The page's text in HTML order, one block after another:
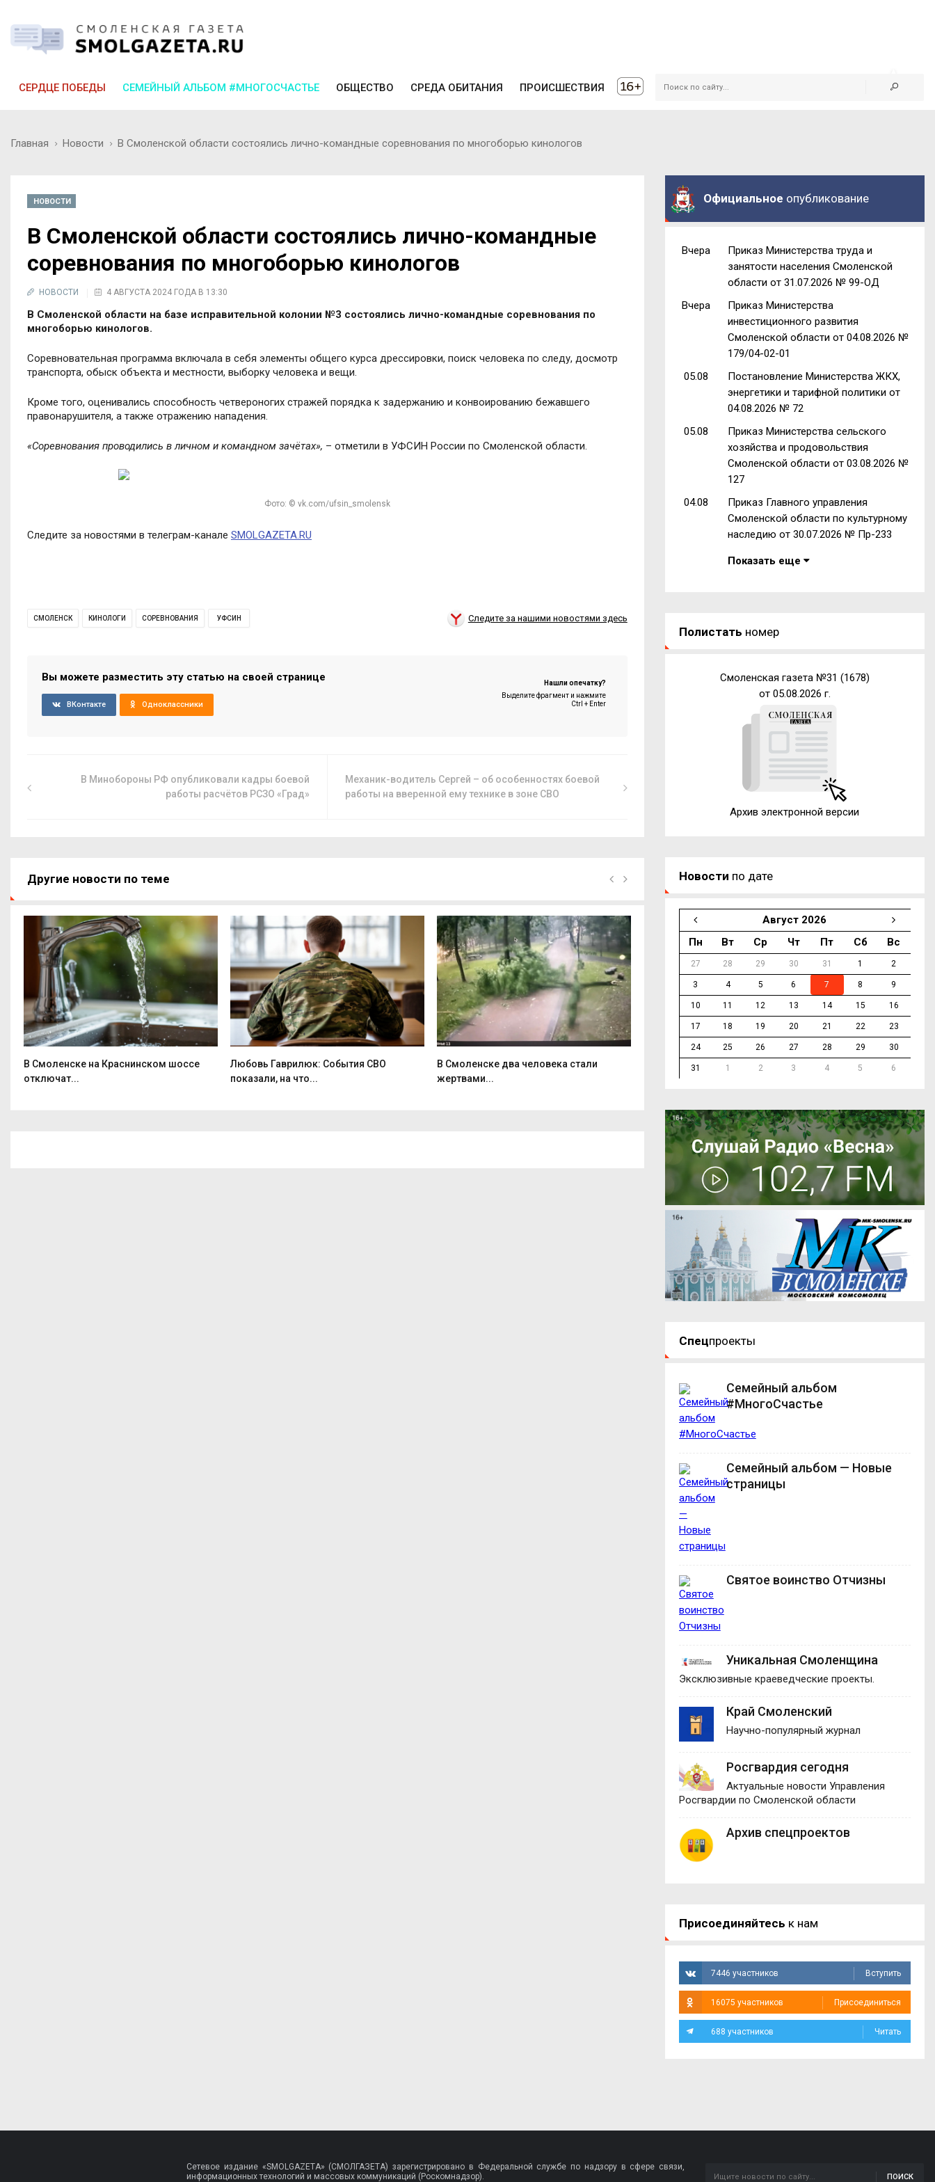
СЕРДЦЕ ПОБЕДЫ СЕМЕЙНЫЙ АЛЬБОМ #МНОГОСЧАСТЬЕ ОБЩЕСТВО СРЕДА ОБИТАНИЯ ПРОИСШЕСТВИЯ
Главная Новости В Смоленской области состоялись лично-командные соревнования по многоборью кинологов
НОВОСТИ
В Смоленской области состоялись лично-командные
соревнования по многоборью кинологов
НОВОСТИ 4 АВГУСТА 2024 ГОДА В 13:30
В Смоленской области на базе исправительной колонии №3 состоялись лично-командные соревнования по
многоборью кинологов.
Соревновательная программа включала в себя элементы общего курса дрессировки, поиск человека по следу, досмотр
транспорта, обыск объекта и местности, выборку человека и вещи.
Кроме того, оценивались способность четвероногих стражей порядка к задержанию и конвоированию бежавшего
правонарушителя, а также отражению нападения.
«Соревнования проводились в личном и командном зачётах», – отметили в УФСИН России по Смоленской области.
Фото: © vk.com/ufsin_smolensk
Следите за новостями в телеграм-канале SMOLGAZETA.RU
СМОЛЕНСК КИНОЛОГИ СОРЕВНОВАНИЯ УФСИН Следите за нашими новостями здесь
Вы можете разместить эту статью на своей странице
ВКонтакте Одноклассники
Нашли опечатку?
Выделите фрагмент и нажмите
Ctrl + Enter
В Минобороны РФ опубликовали кадры боевой
работы расчётов РСЗО «Град»
Механик-водитель Сергей – об особенностях боевой
работы на вверенной ему технике в зоне СВО
Другие новости по теме
В Смоленске на Краснинском шоссе
отключат...
Любовь Гаврилюк: События СВО
показали, на что...
В Смоленске два человека стали
жертвами...
6 августа. События дня
В Смоленске
Официальное опубликование
Вчера
Приказ Министерства труда и
занятости населения Смоленской
области от 31.07.2026 № 99-ОД
Вчера
Приказ Министерства
инвестиционного развития
Смоленской области от 04.08.2026 №
179/04-02-01
05.08
Постановление Министерства ЖКХ,
энергетики и тарифной политики от
04.08.2026 № 72
05.08
Приказ Министерства сельского
хозяйства и продовольствия
Смоленской области от 03.08.2026 №
127
04.08
Приказ Главного управления
Смоленской области по культурному
наследию от 30.07.2026 № Пр-233
Показать еще
Полистать номер
Смоленская газета №31 (1678)
от 05.08.2026 г.
Архив электронной версии
Новости по дате
Август 2026
Пн
Вт Ср Чт Пт Сб Вс
27 28 29 30 31 1 2
3 4 5 6 7 8 9
10 11 12 13 14 15 16
17 18 19 20 21 22 23
24 25 26 27 28 29 30
31 1 2 3 4 5 6
Спецпроекты
Семейный альбом
#МногоСчастье
Семейный альбом — Новые
страницы
Святое воинство Отчизны
Уникальная Смоленщина
Эксклюзивные краеведческие проекты.
Край Смоленский
Научно-популярный журнал
Росгвардия сегодня
Актуальные новости Управления
Росгвардии по Смоленской области
Архив спецпроектов
Присоединяйтесь к нам
7446 участников Вступить
16075 участников Присоединиться
688 участников Читать
Сетевое издание «SMOLGAZETA» (СМОЛГАЗЕТА) зарегистрировано в Федеральной службе по надзору в сфере связи,
информационных технологий и массовых коммуникаций (Роскомнадзор).
ПОИСК